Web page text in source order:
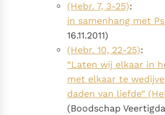
(Hebr. 7, 3-25):
in samenhang met
16.11.2011)
(Hebr. 10, 22-25):
“Laten wij elkaar in
met elkaar te
daden van liefde”
(Boodschap